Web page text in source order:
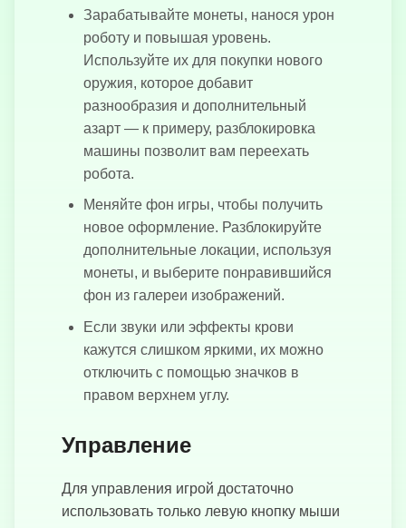
Зарабатывайте монеты, нанося урон
роботу и повышая уровень.
Используйте их для покупки нового
оружия, которое добавит
разнообразия и дополнительный
азарт — к примеру, разблокировка
машины позволит вам переехать
робота.
Меняйте фон игры, чтобы получить
новое оформление. Разблокируйте
дополнительные локации, используя
монеты, и выберите понравившийся
фон из галереи изображений.
Если звуки или эффекты крови
кажутся слишком яркими, их можно
отключить с помощью значков в
правом верхнем углу.
Управление
Для управления игрой достаточно
использовать только левую кнопку мыши